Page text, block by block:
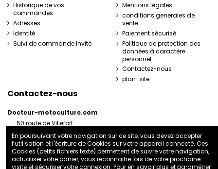
Historique de vos
commandes
Adresses
Identité
Suivi de commande invité
Mentions légales
conditions generales de
vente
Paiement sécurisé
Politique de protection des
données à caractère
personnel
Contactez-nous
plan-site
Contactez-nous
Docteur-motoculture.com
50 route de Villefort
France
06 35 41 62 07
docteurmotoculture2@gmail.com
En poursuivant votre navigation sur ce site, vous devez accepter
l’utilisation et l'écriture de Cookies sur votre appareil connecté. Ces
Cookies (petits fichiers texte) permettent de suivre votre navigation,
actualiser votre panier, vous reconnaitre lors de votre prochaine
visite et sécuriser votre connexion. Pour en savoir plus et paramétrer